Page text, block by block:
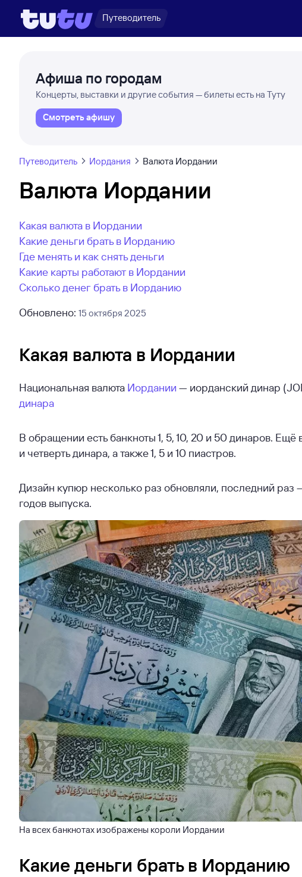
Путеводитель
Афиша по городам
Концерты, выставки и другие события — билеты есть на Туту
Смотреть афишу
Путеводитель Иордания Валюта Иордании
Валюта Иордании
Какая валюта в Иордании
Какие деньги брать в Иорданию
Где менять и как снять деньги
Какие карты работают в Иордании
Сколько денег брать в Иорданию
Обновлено: 15 октября 2025
Какая валюта в Иордании
Национальная валюта Иордании — иорданский динар
динара
В обращении есть банкноты 1, 5, 10, 20 и 50 динаров.
и четверть динара, а также 1, 5 и 10 пиастров.
Дизайн купюр несколько раз обновляли, последний раз
годов выпуска.
На всех банкнотах изображены короли Иордании
Какие деньги брать в Иорданию